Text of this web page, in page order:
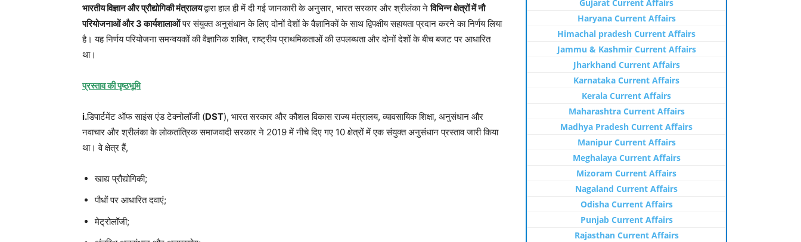
भारतीय विज्ञान और प्रौद्योगिकी मंत्रालयद्वारा हाल ही में दी गई जानकारी के अनुसार, भारत सरकार और श्रीलंका नेविभिन्न क्षेत्रों में नौ
परियोजनाओं और 3 कार्यशालाओंपर संयुक्त अनुसंधान के लिए दोनों देशों के वैज्ञानिकों के साथ द्विपक्षीय सहायता प्रदान करने का निर्णय लिया
है। यह निर्णय परियोजना समन्वयकों की वैज्ञानिक शक्ति, राष्ट्रीय प्राथमिकताओं की उपलब्धता और दोनों देशों के बीच बजट पर आधारित
था।
प्रस्ताव की पृष्ठभूमि
i.डिपार्टमेंट ऑफ साइंस एंड टेक्नोलॉजी (DST), भारत सरकार और कौशल विकास राज्य मंत्रालय, व्यावसायिक शिक्षा, अनुसंधान और
नवाचार और श्रीलंका के लोकतांत्रिक समाजवादी सरकार ने 2019 में नीचे दिए गए 10 क्षेत्रों में एक संयुक्त अनुसंधान प्रस्ताव जारी किया
था। वे क्षेत्र हैं,
खाद्य प्रौद्योगिकी;
पौधों पर आधारित दवाएं;
मेट्रोलॉजी;
Gujarat Current Affairs
Haryana Current Affairs
Himachal pradesh Current Affairs
Jammu & Kashmir Current Affairs
Jharkhand Current Affairs
Karnataka Current Affairs
Kerala Current Affairs
Maharashtra Current Affairs
Madhya Pradesh Current Affairs
Manipur Current Affairs
Meghalaya Current Affairs
Mizoram Current Affairs
Nagaland Current Affairs
Odisha Current Affairs
Punjab Current Affairs
Rajasthan Current Affairs